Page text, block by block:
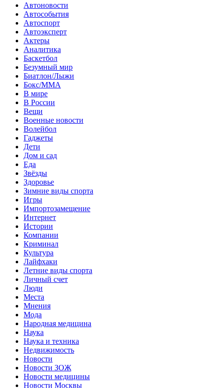
Автоновости
Автособытия
Автоспорт
Автоэксперт
Актеры
Аналитика
Баскетбол
Безумный мир
Биатлон/Лыжи
Бокс/MMA
В мире
В России
Вещи
Военные новости
Волейбол
Гаджеты
Дети
Дом и сад
Еда
Звёзды
Здоровье
Зимние виды спорта
Игры
Импортозамещение
Интернет
Истории
Компании
Криминал
Культура
Лайфхаки
Летние виды спорта
Личный счет
Люди
Места
Мнения
Мода
Народная медицина
Наука
Наука и техника
Недвижимость
Новости
Новости ЗОЖ
Новости медицины
Новости Москвы